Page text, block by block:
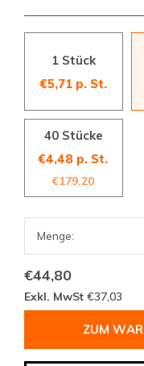
1 Stück
€5,71 p. St.
40 Stücke
€4,48 p. St.
€179,20
€44,80
Exkl. MwSt €37,03
ZUM